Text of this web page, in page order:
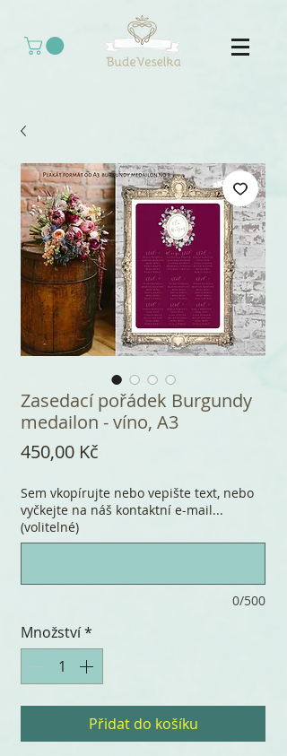
Zasedací pořádek Burgundy
medailon - víno, A3
450,00 Kč
Sem vkopírujte nebo vepište text, nebo
vyčkejte na náš kontaktní e-mail...
(volitelné)
0/500
Množství*
Přidat do košíku